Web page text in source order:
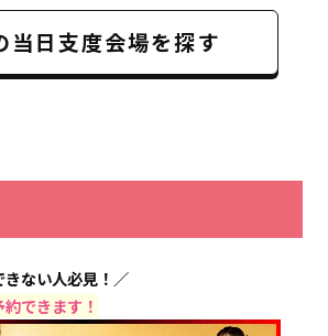
当日支度会場を探す
ない人必見！／
できます！